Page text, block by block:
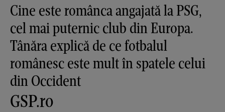
Cine este românca angajată la PSG,
cel mai puternic club din Europa.
Tânăra explică de ce fotbalul
românesc este mult în spatele celui
din Occident
GSP.ro